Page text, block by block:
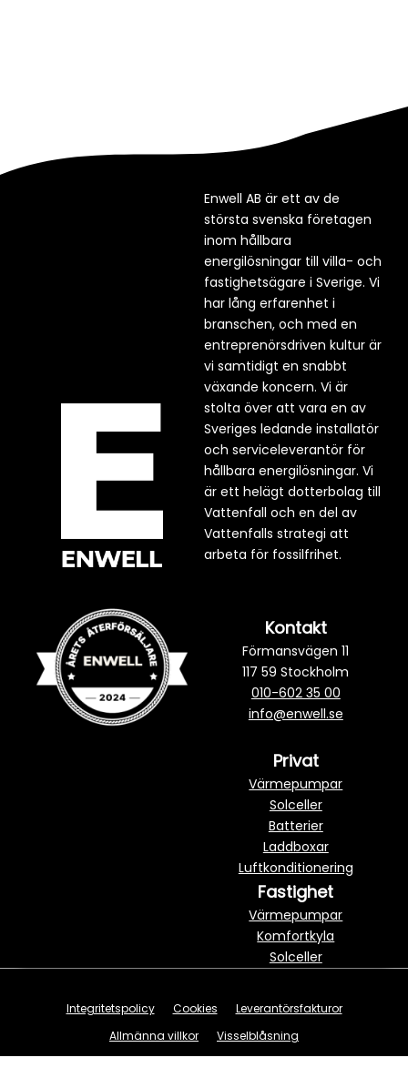
Enwell AB är ett av de
största svenska företagen
inom hållbara
energilösningar till villa- och
fastighetsägare i Sverige. Vi
har lång erfarenhet i
branschen, och med en
entreprenörsdriven kultur är
vi samtidigt en snabbt
växande koncern. Vi är
stolta över att vara en av
Sveriges ledande installatör
och serviceleverantör för
hållbara energilösningar. Vi
är ett helägt dotterbolag till
Vattenfall och en del av
Vattenfalls strategi att
arbeta för fossilfrihet.
Kontakt
Förmansvägen 11
117 59 Stockholm
010-602 35 00
info@enwell.se
Privat
Värmepumpar
Solceller
Batterier
Laddboxar
Luftkonditionering
Fastighet
Värmepumpar
Komfortkyla
Solceller
Integritetspolicy Cookies
Leverantörsfakturor
Allmänna villkor
Visselblåsning